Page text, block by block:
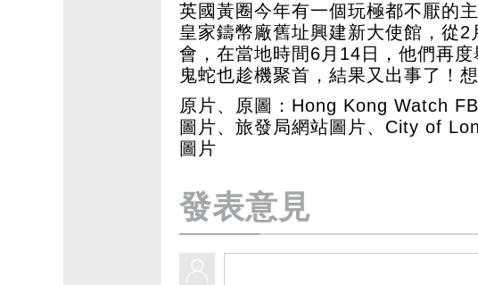
英國黃圈今年有一個玩極都不厭的
皇家鑄幣廠舊址興建新大使館，從
會，在當地時間6月14日，他們再
鬼蛇也趁機聚首，結果又出事了！
原片、原圖：Hong Kong Watch
圖片、旅發局網站圖片、City of
圖片
發表意見